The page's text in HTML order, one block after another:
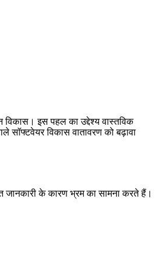
इस पहल का उद्देश्य वास्तविक
विकास वातावरण को बढ़ावा
जानकारी के कारण भ्रम का सामना करते हैं।